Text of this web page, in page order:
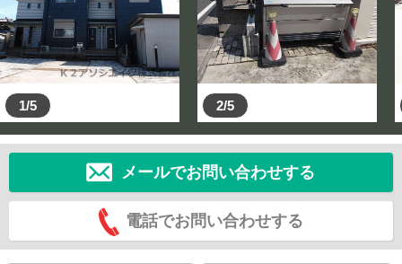
1/5 2/5
メールでお問い合わせする
電話でお問い合わせする